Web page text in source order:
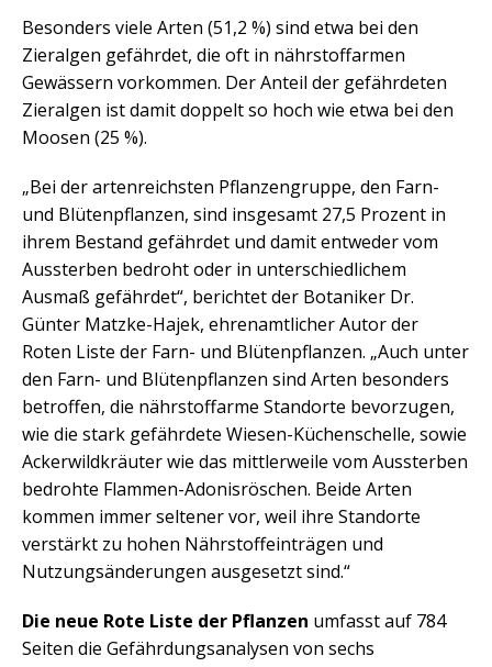
Besonders viele Arten (51,2 %) sind etwa bei den
Zieralgen gefährdet, die oft in nährstoffarmen
Gewässern vorkommen. Der Anteil der gefährdeten
Zieralgen ist damit doppelt so hoch wie etwa bei den
Moosen (25 %).
„Bei der artenreichsten Pflanzengruppe, den Farn-
und Blütenpflanzen, sind insgesamt 27,5 Prozent in
ihrem Bestand gefährdet und damit entweder vom
Aussterben bedroht oder in unterschiedlichem
Ausmaß gefährdet“, berichtet der Botaniker Dr.
Günter Matzke-Hajek, ehrenamtlicher Autor der
Roten Liste der Farn- und Blütenpflanzen. „Auch unter
den Farn- und Blütenpflanzen sind Arten besonders
betroffen, die nährstoffarme Standorte bevorzugen,
wie die stark gefährdete Wiesen-Küchenschelle, sowie
Ackerwildkräuter wie das mittlerweile vom Aussterben
bedrohte Flammen-Adonisröschen. Beide Arten
kommen immer seltener vor, weil ihre Standorte
verstärkt zu hohen Nährstoffeinträgen und
Nutzungsänderungen ausgesetzt sind.“
Die neue Rote Liste der Pflanzen umfasst auf 784
Seiten die Gefährdungsanalysen von sechs